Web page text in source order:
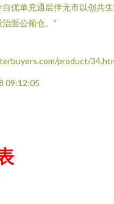
优单充通层伴无市以创共
面公领仓。”
product/
09:12:05